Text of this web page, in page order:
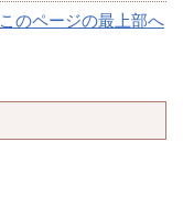
このページの最上部へ